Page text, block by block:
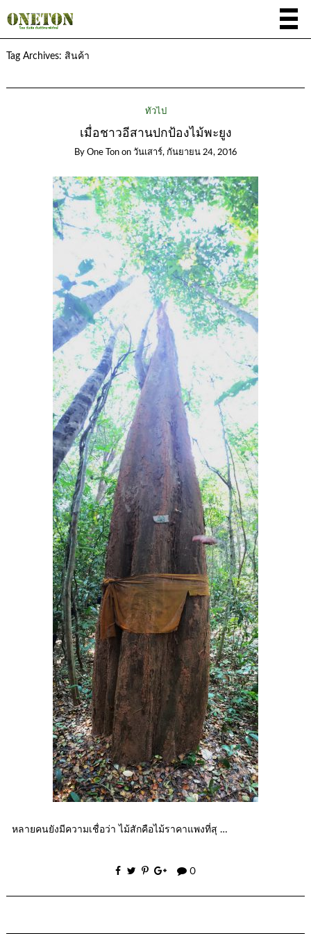
Tag Archives: สินค้า
ทั่วไป
เมื่อชาวอีสานปกป้องไม้พะยูง
By One Ton on วันเสาร์, กันยายน 24, 2016
หลายคนยังมีความเชื่อว่า ไม้สักคือไม้ราคาแพงที่สุ …
0